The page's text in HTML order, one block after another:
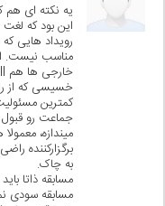
یه نکته ای هم
این بود که
رویداد هایی
مناسب نیست.
خسیسی که از
کمترین
جماعت رو قبول
میندازه،
برگزارکننده
به چاک.
مسابقه ذاتا
مسابقه سودی